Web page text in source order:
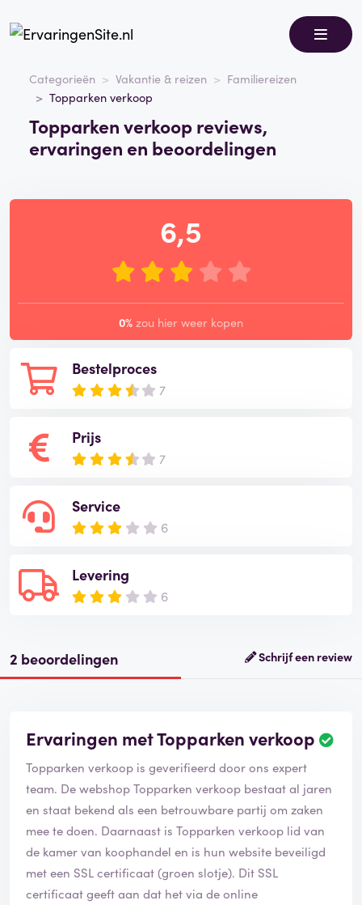
Categorieën Vakantie & reizen
Familiereizen
Topparken verkoop
Topparken verkoop reviews,
ervaringen en beoordelingen
Bestelproces
7
Prijs
7
Service
6
Levering
6
6,5
0% zou hier weer kopen
2 beoordelingen Schrijf een review
Ervaringen met Topparken verkoop
Topparken verkoop is geverifieerd door ons expert
team. De webshop Topparken verkoop bestaat al jaren
en staat bekend als een betrouwbare partij om zaken
mee te doen. Daarnaast is Topparken verkoop lid van
de kamer van koophandel en is hun website beveiligd
met een SSL certificaat (groen slotje). Dit SSL
certificaat geeft aan dat het via de online